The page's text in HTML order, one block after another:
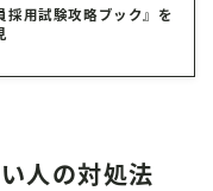
採用試験攻略ブック』を
人の対処法